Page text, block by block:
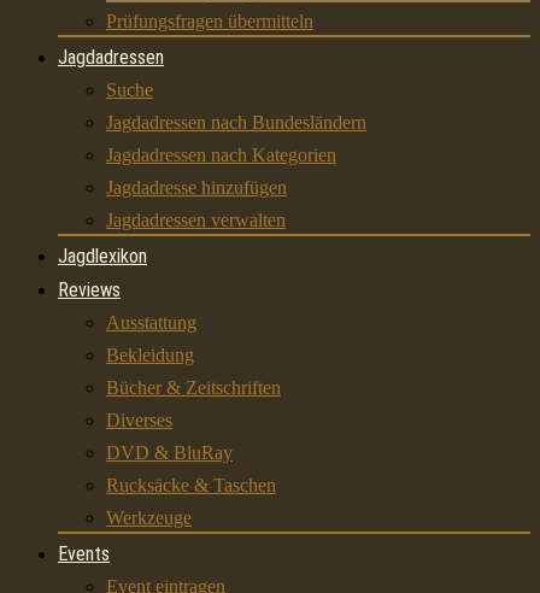
Prüfungsfragen übermitteln
Jagdadressen
Suche
Jagdadressen nach Bundesländern
Jagdadressen nach Kategorien
Jagdadresse hinzufügen
Jagdadressen verwalten
Jagdlexikon
Reviews
Ausstattung
Bekleidung
Bücher & Zeitschriften
Diverses
DVD & BluRay
Rucksäcke & Taschen
Werkzeuge
Events
Event eintragen